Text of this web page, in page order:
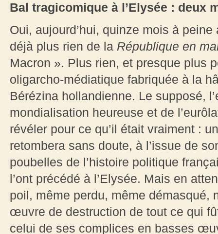
Bal tragicomique à l’Elysée : deux
Oui, aujourd’hui, quinze mois à
déjà plus rien de la République en
Macron ». Plus rien, et presque plus
oligarcho-médiatique fabriquée à la
Bérézina hollandienne. Le supposé,
mondialisation heureuse et de
révéler pour ce qu’il était vraiment :
retombera sans doute, à l’issue de
poubelles de l’histoire politique
l’ont précédé à l’Elysée. Mais en
poil, même perdu, même démasqué,
œuvre de destruction de tout ce qui
celui de ses complices en basses